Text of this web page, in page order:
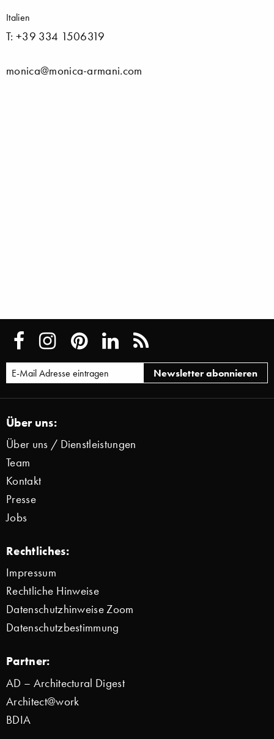
Italien
T: +39 334 1506319
monica@monica-armani.com
Über uns:
Über uns / Dienstleistungen
Team
Kontakt
Presse
Jobs
Rechtliches:
Impressum
Rechtliche Hinweise
Datenschutzhinweise Zoom
Datenschutzbestimmung
Partner:
AD – Architectural Digest
Architect@work
BDIA